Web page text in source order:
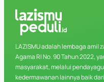
LAZISMU adalah lembaga amil
Agama RI No. 90 Tahun 2022,
masyarakat, melalui
kedermawanan lainnya baik